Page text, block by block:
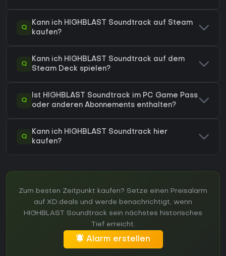
Q
Kann ich HIGHBLAST Soundtrack auf Steam
kaufen?
Q
Kann ich HIGHBLAST Soundtrack auf dem
Steam Deck spielen?
Q
Ist HIGHBLAST Soundtrack im PC Game Pass
oder anderen Abonnements enthalten?
Q
Kann ich HIGHBLAST Soundtrack hier
kaufen?
Zum besten Zeitpunkt kaufen? Setze einen Preisalarm
auf XD.deals und werde benachrichtigt, wenn
HIGHBLAST Soundtrack sein nächstes historisches
Tief erreicht.
Alarm erstellen